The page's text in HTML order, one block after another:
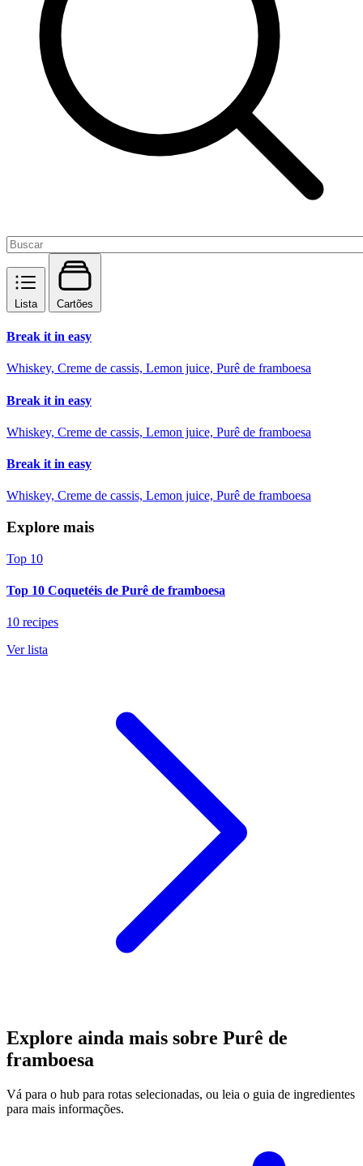
Lista Cartões
Break it in easy
Whiskey, Creme de cassis, Lemon juice, Purê de framboesa
Break it in easy
Whiskey, Creme de cassis, Lemon juice, Purê de framboesa
Break it in easy
Whiskey, Creme de cassis, Lemon juice, Purê de framboesa
Explore mais
Top 10
Top 10 Coquetéis de Purê de framboesa
10 recipes
Ver lista
Explore ainda mais sobre Purê de
framboesa
Vá para o hub para rotas selecionadas, ou leia o guia de ingredientes
para mais informações.